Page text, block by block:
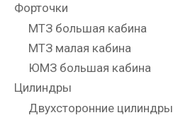
Форточки
МТЗ большая кабина
МТЗ малая кабина
ЮМЗ большая кабина
Цилиндры
Двухсторонние цилиндры